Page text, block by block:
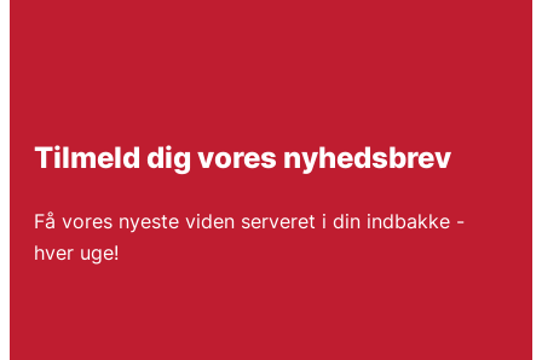
Tilmeld dig vores nyhedsbrev
Få vores nyeste viden serveret i din indbakke -
hver uge!